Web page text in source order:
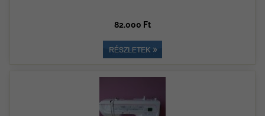
82.000 Ft